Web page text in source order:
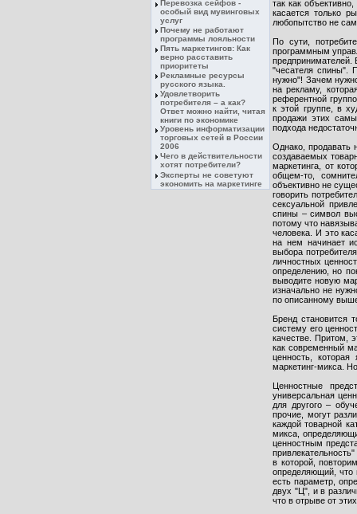
Перевозка сейфов -
особый вид мувинговых
услуг
Почему не работают
программы лояльности
Пять маркетингов: Как
верно расставить
приоритеты
Рекламные ресурсы
русского языка.
Удовлетворить
потребителя – а как?
Ответ можно найти, читая
книги по экономике
Уровень информатизации
торговых сетей в России
2006
Чего в действительности
хотят потребители?
Эксперты не советуют
экономить на маркетинге
так как
касается только
любопытство не
По сути,
программным
предпринимателей.
"чесателя спины".
нужно"! Зачем
на рекламу,
референтной
к этой группе, в
продажи этих
подхода
Однако, продавать
создаваемых
маркетинга, от
общем-то,
объективно не
говорить
сексуальной
спины – символ
потому что
человека. И это
на нем начинает
выбора
личностных
определению, но
выводите новую
изначально не
по описанному
Бренд становится
систему его
качестве. Притом,
как современный
ценность,
маркетинг-микса.
Ценностные
универсальная
для другого –
прочие, могут
каждой товарной
микса,
ценностным
в которой,
определяющий, что
есть параметр,
двух "Ц", и в
что в отрыве от